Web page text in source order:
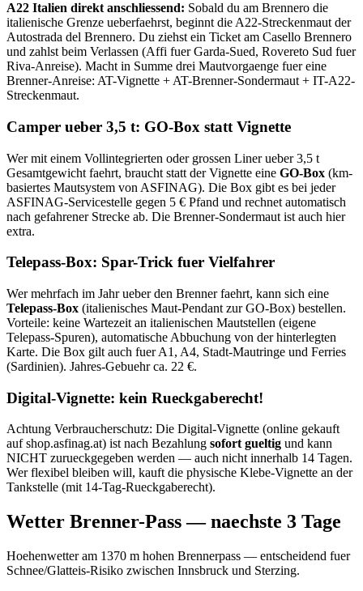
A22 Italien direkt anschliessend: Sobald du am Brennero die
italienische Grenze ueberfaehrst, beginnt die A22-Streckenmaut der
Autostrada del Brennero. Du ziehst ein Ticket am Casello Brennero
und zahlst beim Verlassen (Affi fuer Garda-Sued, Rovereto Sud fuer
Riva-Anreise). Macht in Summe drei Mautvorgaenge fuer eine
Brenner-Anreise: AT-Vignette + AT-Brenner-Sondermaut + IT-A22-
Streckenmaut.
Camper ueber 3,5 t: GO-Box statt Vignette
Wer mit einem Vollintegrierten oder grossen Liner ueber 3,5 t
Gesamtgewicht faehrt, braucht statt der Vignette eine GO-Box (km-
basiertes Mautsystem von ASFINAG). Die Box gibt es bei jeder
ASFINAG-Servicestelle gegen 5 € Pfand und rechnet automatisch
nach gefahrener Strecke ab. Die Brenner-Sondermaut ist auch hier
extra.
Telepass-Box: Spar-Trick fuer Vielfahrer
Wer mehrfach im Jahr ueber den Brenner faehrt, kann sich eine
Telepass-Box (italienisches Maut-Pendant zur GO-Box) bestellen.
Vorteile: keine Wartezeit an italienischen Mautstellen (eigene
Telepass-Spuren), automatische Abbuchung von der hinterlegten
Karte. Die Box gilt auch fuer A1, A4, Stadt-Mautringe und Ferries
(Sardinien). Jahres-Gebuehr ca. 22 €.
Digital-Vignette: kein Rueckgaberecht!
Achtung Verbraucherschutz: Die Digital-Vignette (online gekauft
auf shop.asfinag.at) ist nach Bezahlung sofort gueltig und kann
NICHT zurueckgegeben werden — auch nicht innerhalb 14 Tagen.
Wer flexibel bleiben will, kauft die physische Klebe-Vignette an der
Tankstelle (mit 14-Tag-Rueckgaberecht).
Wetter Brenner-Pass — naechste 3 Tage
Hoehenwetter am 1370 m hohen Brennerpass — entscheidend fuer
Schnee/Glatteis-Risiko zwischen Innsbruck und Sterzing.